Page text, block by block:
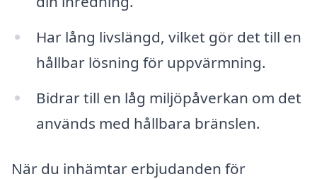
Har lång livslängd, vilket gör det till en
hållbar lösning för uppvärmning.
Bidrar till en låg miljöpåverkan om det
används med hållbara bränslen.
När du inhämtar erbjudanden för